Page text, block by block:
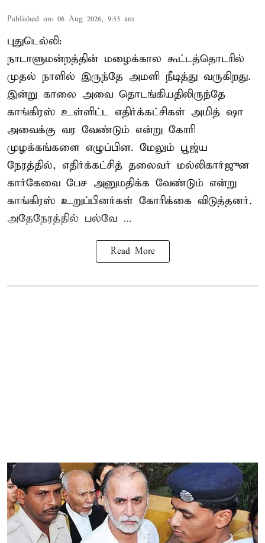
Published on: 06 Aug 2026, 9:53 am
புதுடெல்லி:
நாடாளுமன்றத்தின் மழைக்கால கூட்டத்தொடரில்
முதல் நாளில் இருந்தே அமளி நீடித்து வருகிறது.
இன்று காலை அவை தொடங்கியதிலிருந்தே
காங்கிரஸ் உள்ளிட்ட எதிர்க்கட்சிகள் அமித் ஷா
அவைக்கு வர வேண்டும் என்று கோரி
முழக்கங்களை எழுப்பின. மேலும் பூஜ்ய
நேரத்தில், எதிர்க்கட்சித் தலைவர் மல்லிகார்ஜுன
கார்கேவை பேச அனுமதிக்க வேண்டும் என்று
காங்கிரஸ் உறுப்பினர்கள் கோரிக்கை விடுத்தனர்.
அதேநேரத்தில் பல்வே ...
Read More